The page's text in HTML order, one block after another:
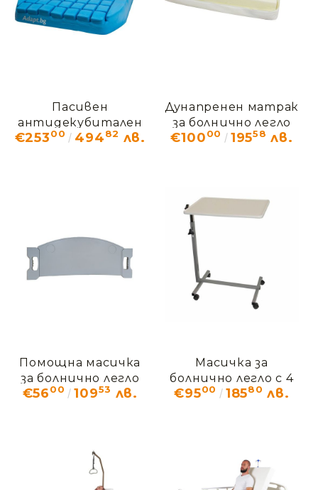
Пасивен
антидекубитален
дюшек Систам
€25300 49482 лв.
Дунапренен матрак
за болнично легло
€10000 19558 лв.
Помощна масичка
за болнично легло
€5600 10953 лв.
Масичка за
болнично легло с 4
колела DRIVE
€9500 18580 лв.